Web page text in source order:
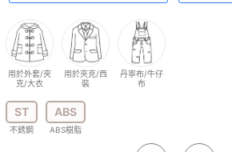
用於外套/夾
克/大衣
用於夾克/西
裝
丹寧布/牛仔
布
ST
不銹鋼
ABS
ABS樹脂